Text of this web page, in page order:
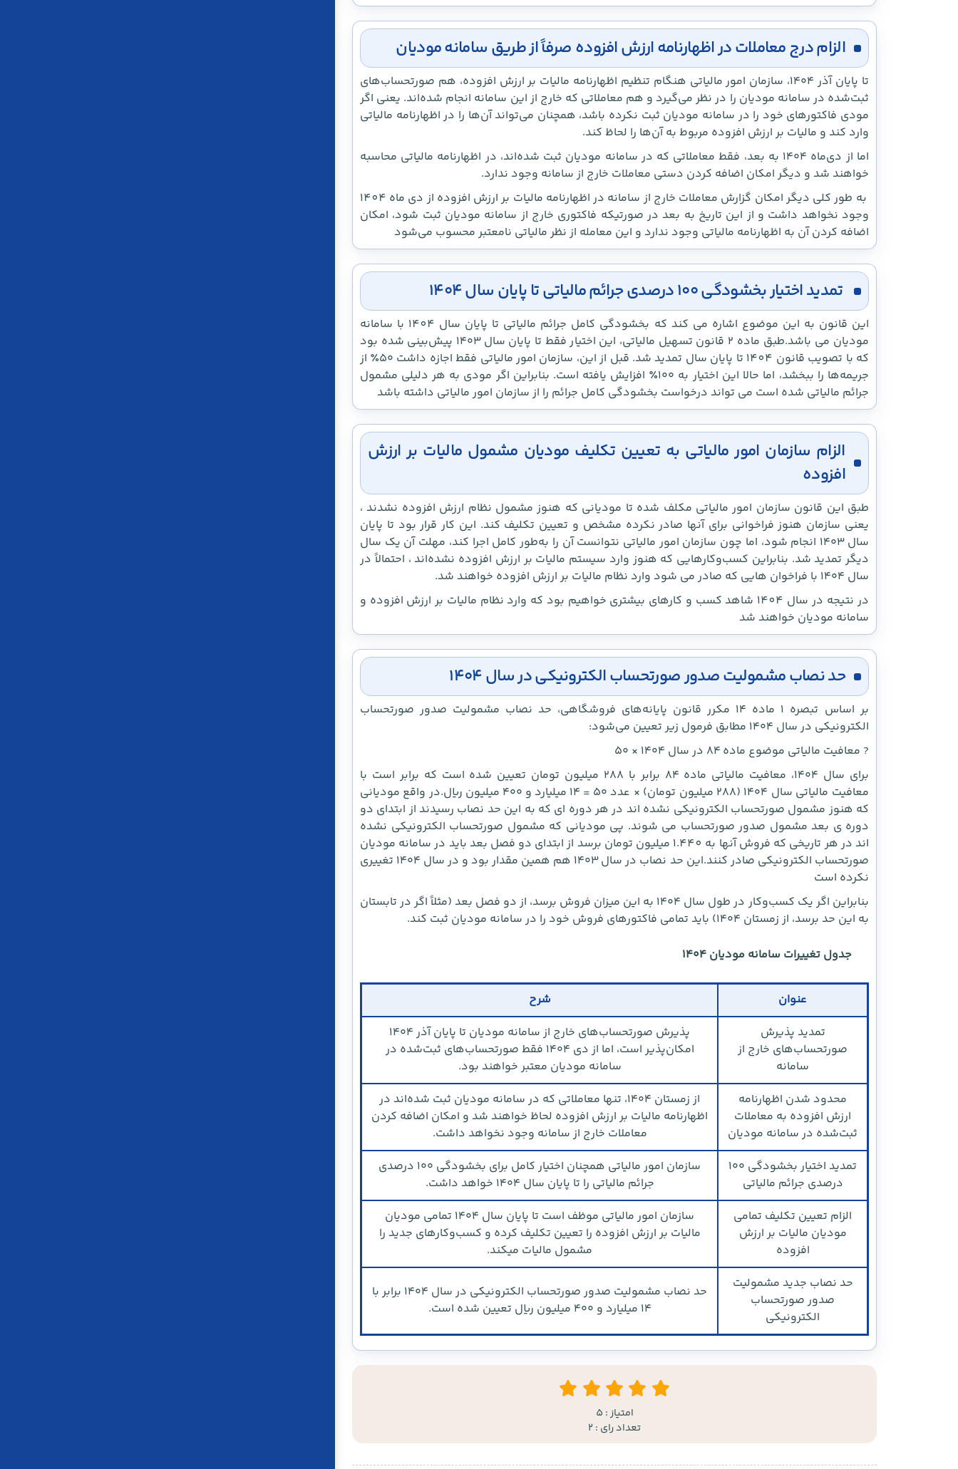
الزام درج معاملات در اظهارنامه ارزش افزوده صرفاً از طریق سامانه مودیان
تا پایان آذر ۱۴۰۴، سازمان امور مالیاتی هنگام تنظیم اظهارنامه مالیات بر ارزش افزوده، هم صورتحساب‌های
ثبت‌شده در سامانه مودیان را در نظر می‌گیرد و هم معاملاتی که خارج از این سامانه انجام شده‌اند. یعنی اگر
مودی فاکتورهای خود را در سامانه مودیان ثبت نکرده باشد، همچنان می‌تواند آن‌ها را در اظهارنامه مالیاتی
وارد کند و مالیات بر ارزش افزوده مربوط به آن‌ها را لحاظ کند.
اما از دی‌ماه ۱۴۰۴ به بعد، فقط معاملاتی که در سامانه مودیان ثبت شده‌اند، در اظهارنامه مالیاتی محاسبه
خواهند شد و دیگر امکان اضافه کردن دستی معاملات خارج از سامانه وجود ندارد.
به طور کلی دیگر امکان گزارش معاملات خارج از سامانه در اظهارنامه مالیات بر ارزش افزوده از دی ماه 1404
وجود نخواهد داشت و از این تاریخ به بعد در صورتیکه فاکتوری خارج از سامانه مودیان ثبت شود، امکان
اضافه کردن آن به اظهارنامه مالیاتی وجود ندارد و این معامله از نظر مالیاتی نامعتبر محسوب می‌شود
تمدید اختیار بخشودگی ۱۰۰ درصدی جرائم مالیاتی تا پایان سال ۱۴۰۴
این قانون به این موضوع اشاره می کند که بخشودگی کامل جرائم مالیاتی تا پایان سال 1404 با سامانه
مودیان می باشد.طبق ماده 2 قانون تسهیل مالیاتی، این اختیار فقط تا پایان سال ۱۴۰۳ پیش‌بینی شده بود
که با تصویب قانون 1404 تا پایان سال تمدید شد. قبل از این، سازمان امور مالیاتی فقط اجازه داشت ۵۰٪ از
جریمه‌ها را ببخشد، اما حالا این اختیار به ۱۰۰٪ افزایش یافته است. بنابراین اگر مودی به هر دلیلی مشمول
جرائم مالیاتی شده است می تواند درخواست بخشودگی کامل جرائم را از سازمان امور مالیاتی داشته باشد
الزام سازمان امور مالیاتی به تعیین تکلیف مودیان مشمول مالیات بر ارزش
افزوده
طبق این قانون سازمان امور مالیاتی مکلف شده تا مودیانی که هنوز مشمول نظام ارزش افزوده نشدند ،
یعنی سازمان هنوز فراخوانی برای آنها صادر نکرده مشخص و تعیین تکلیف کند. این کار قرار بود تا پایان
سال ۱۴۰۳ انجام شود، اما چون سازمان امور مالیاتی نتوانست آن را به‌طور کامل اجرا کند، مهلت آن یک سال
دیگر تمدید شد. بنابراین کسب‌وکارهایی که هنوز وارد سیستم مالیات بر ارزش افزوده نشده‌اند ، احتمالاً در
سال ۱۴۰۴ با فراخوان هایی که صادر می شود وارد نظام مالیات بر ارزش افزوده خواهند شد.
در نتیجه در سال 1404 شاهد کسب و کارهای بیشتری خواهیم بود که وارد نظام مالیات بر ارزش افزوده و
سامانه مودیان خواهند شد
حد نصاب مشمولیت صدور صورتحساب الکترونیکی در سال ۱۴۰۴
بر اساس تبصره ۱ ماده ۱۴ مکرر قانون پایانه‌های فروشگاهی، حد نصاب مشمولیت صدور صورتحساب
الکترونیکی در سال ۱۴۰۴ مطابق فرمول زیر تعیین می‌شود:
? معافیت مالیاتی موضوع ماده ۸۴ در سال ۱۴۰۴ × ۵۰
برای سال ۱۴۰۴، معافیت مالیاتی ماده ۸۴ برابر با ۲۸۸ میلیون تومان تعیین شده است که برابر است با
معافیت مالیاتی سال ۱۴۰۴ (۲۸۸ میلیون تومان) × عدد ۵۰ = ۱۴ میلیارد و ۴۰۰ میلیون ریال.در واقع مودیانی
که هنوز مشمول صورتحساب الکترونیکی نشده اند در هر دوره ای که به این حد نصاب رسیدند از ابتدای دو
دوره ی بعد مشمول صدور صورتحساب می شوند. پی مودیانی که مشمول صورتحساب الکترونیکی نشده
اند در هر تاریخی که فروش آنها به 1.440 میلیون تومان برسد از ابتدای دو فصل بعد باید در سامانه مودیان
صورتحساب الکترونیکی صادر کنند.این حد نصاب در سال ۱۴۰۳ هم همین مقدار بود و در سال ۱۴۰۴ تغییری
نکرده است
بنابراین اگر یک کسب‌وکار در طول سال ۱۴۰۴ به این میزان فروش برسد، از دو فصل بعد (مثلاً اگر در تابستان
به این حد برسد، از زمستان ۱۴۰۴) باید تمامی فاکتورهای فروش خود را در سامانه مودیان ثبت کند.
جدول تغییرات سامانه مودیان ۱۴۰۴
عنوان
شرح
تمدید پذیرش
صورتحساب‌های خارج از
سامانه
پذیرش صورتحساب‌های خارج از سامانه مودیان تا پایان آذر ۱۴۰۴
امکان‌پذیر است، اما از دی ۱۴۰۴ فقط صورتحساب‌های ثبت‌شده در
سامانه مودیان معتبر خواهند بود.
محدود شدن اظهارنامه
ارزش افزوده به معاملات
ثبت‌شده در سامانه مودیان
از زمستان ۱۴۰۴، تنها معاملاتی که در سامانه مودیان ثبت شده‌اند در
اظهارنامه مالیات بر ارزش افزوده لحاظ خواهند شد و امکان اضافه کردن
معاملات خارج از سامانه وجود نخواهد داشت.
تمدید اختیار بخشودگی ۱۰۰
درصدی جرائم مالیاتی
سازمان امور مالیاتی همچنان اختیار کامل برای بخشودگی ۱۰۰ درصدی
جرائم مالیاتی را تا پایان سال ۱۴۰۴ خواهد داشت.
الزام تعیین تکلیف تمامی
مودیان مالیات بر ارزش
افزوده
سازمان امور مالیاتی موظف است تا پایان سال ۱۴۰۴ تمامی مودیان
مالیات بر ارزش افزوده را تعیین تکلیف کرده و کسب‌وکارهای جدید را
مشمول مالیات میکند.
حد نصاب جدید مشمولیت
صدور صورتحساب
الکترونیکی
حد نصاب مشمولیت صدور صورتحساب الکترونیکی در سال ۱۴۰۴ برابر با
۱۴ میلیارد و ۴۰۰ میلیون ریال تعیین شده است.
امتیاز : 5
تعداد رای : 2